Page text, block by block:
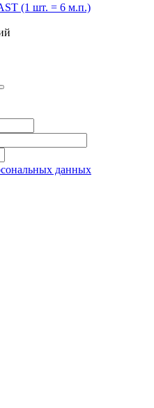
(1 шт. = 6 м.п.)
данных